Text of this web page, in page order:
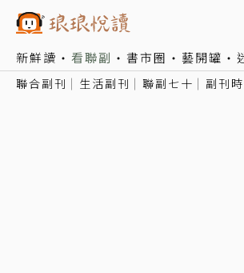
新鮮讀 看聯副 書市圈 藝開罐
聯合副刊 生活副刊 聯副七十 副刊